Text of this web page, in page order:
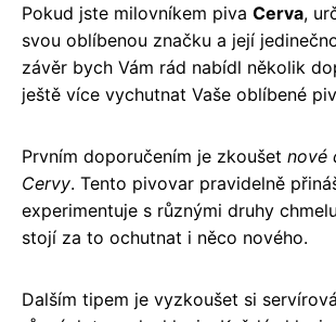
Pokud jste milovníkem piva Cerva,
svou oblíbenou značku a její
závěr bych Vám rád nabídl několik
ještě více vychutnat Vaše oblíbené
Prvním doporučením je zkoušet nové
Cervy. Tento pivovar pravidelně
experimentuje s různými druhy
stojí za to ochutnat i něco nového.
Dalším tipem je vyzkoušet si